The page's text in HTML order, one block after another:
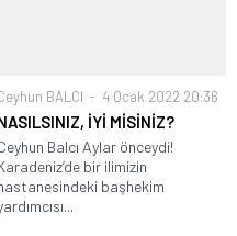
BALCI 4 Ocak 2022 20:36
İYİ MİSİNİZ?
Balcı Aylar önceydi!
bir ilimizin
başhekim